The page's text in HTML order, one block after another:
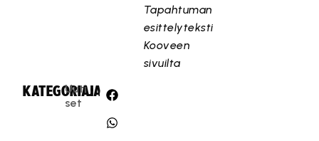
Tapahtuman
esittelyteksti
Kooveen
sivuilta
KATEGORIA:
Uuti
set
JAA: